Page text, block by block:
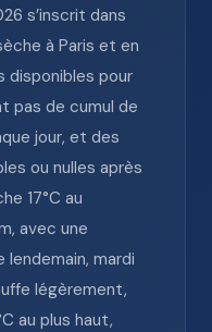
s’inscrit dans
à Paris et en
disponibles pour
pas de cumul de
jour, et des
ou nulles après
17°C au
avec une
lendemain, mardi
légèrement,
au plus haut,